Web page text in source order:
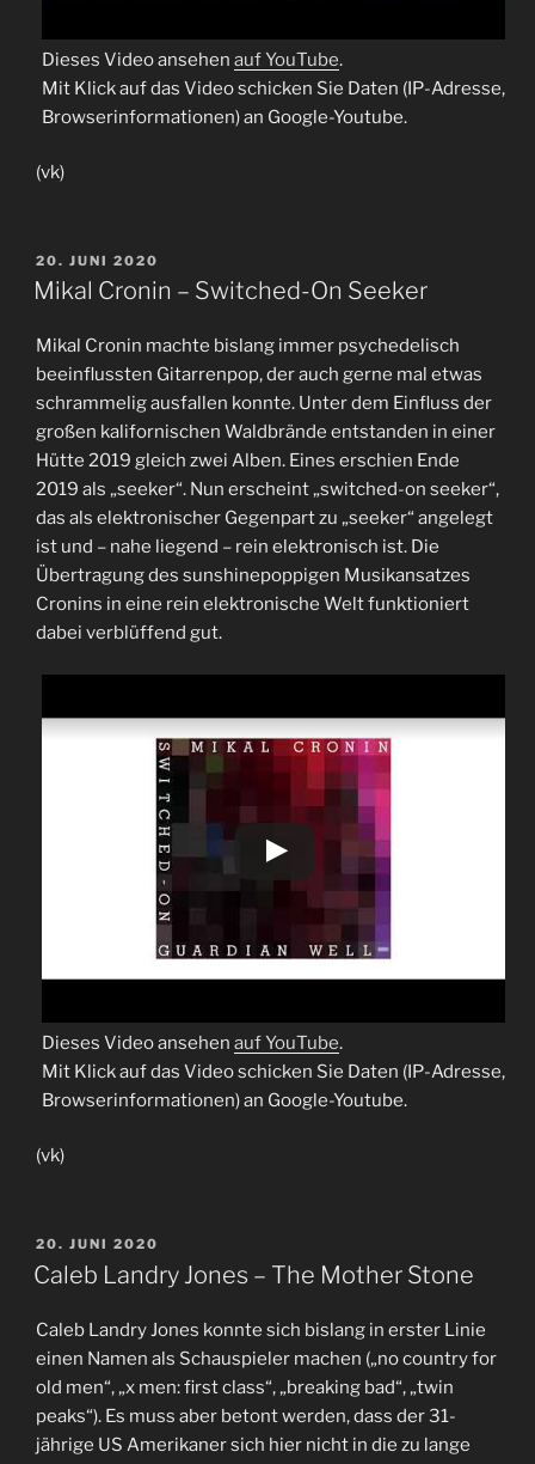
Dieses Video ansehen auf YouTube.
Mit Klick auf das Video schicken Sie Daten (IP-Adresse,
Browserinformationen) an Google-Youtube.
(vk)
VERÖFFENTLICHT
AM
20. JUNI 2020
Mikal Cronin – Switched-On Seeker
Mikal Cronin machte bislang immer psychedelisch
beeinflussten Gitarrenpop, der auch gerne mal etwas
schrammelig ausfallen konnte. Unter dem Einfluss der
großen kalifornischen Waldbrände entstanden in einer
Hütte 2019 gleich zwei Alben. Eines erschien Ende
2019 als „seeker“. Nun erscheint „switched-on seeker“,
das als elektronischer Gegenpart zu „seeker“ angelegt
ist und – nahe liegend – rein elektronisch ist. Die
Übertragung des sunshinepoppigen Musikansatzes
Cronins in eine rein elektronische Welt funktioniert
dabei verblüffend gut.
Dieses Video ansehen auf YouTube.
Mit Klick auf das Video schicken Sie Daten (IP-Adresse,
Browserinformationen) an Google-Youtube.
(vk)
VERÖFFENTLICHT
AM
20. JUNI 2020
Caleb Landry Jones – The Mother Stone
Caleb Landry Jones konnte sich bislang in erster Linie
einen Namen als Schauspieler machen („no country for
old men“, „x men: first class“, „breaking bad“, „twin
peaks“). Es muss aber betont werden, dass der 31-
jährige US Amerikaner sich hier nicht in die zu lange